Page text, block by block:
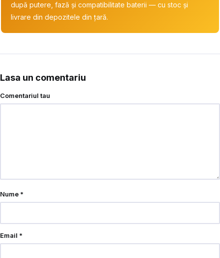
după putere, fază și compatibilitate baterii — cu stoc și
livrare din depozitele din țară.
Lasa un comentariu
Comentariul tau
Nume *
Email *